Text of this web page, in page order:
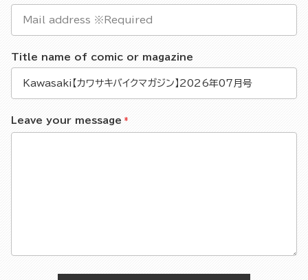
Title name of comic or magazine
Leave your message